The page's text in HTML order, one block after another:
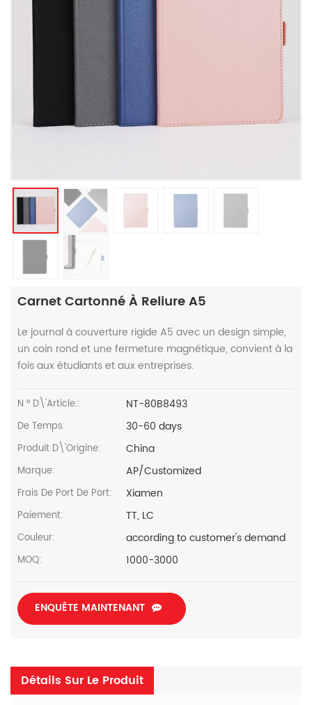
Carnet Cartonné À Reliure A5
Le journal à couverture rigide A5 avec un design simple,
un coin rond et une fermeture magnétique, convient à la
fois aux étudiants et aux entreprises.
N ° D\'article.: NT-80B8493
De Temps: 30-60 days
Produit D\'Origine: China
Marque: AP/Customized
Frais De Port De Port: Xiamen
Paiement: TT, LC
Couleur: according to customer's demand
MOQ: 1000-3000
ENQUÊTE MAINTENANT
Détails Sur Le Produit